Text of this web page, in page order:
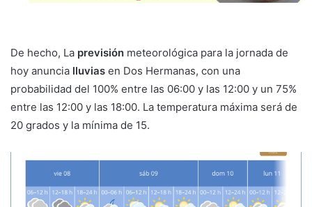
De hecho, La previsión meteorológica para la jornada de
hoy anuncia lluvias en Dos Hermanas, con una
probabilidad del 100% entre las 06:00 y las 12:00 y un 75%
entre las 12:00 y las 18:00. La temperatura máxima será de
20 grados y la mínima de 15.